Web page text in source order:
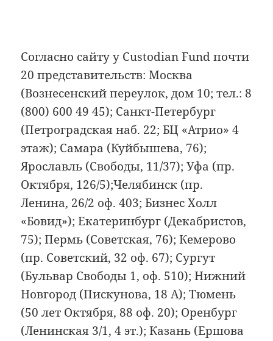
Согласно сайту у Custodian Fund почти
20 представительств: Москва
(Вознесенский переулок, дом 10; тел.: 8
(800) 600 49 45); Санкт-Петербург
(Петроградская наб. 22; БЦ «Атрио» 4
этаж); Самара (Куйбышева, 76);
Ярославль (Свободы, 11/37); Уфа (пр.
Октября, 126/5);Челябинск (пр.
Ленина, 26/2 оф. 403; Бизнес Холл
«Бовид»); Екатеринбург (Декабристов,
75); Пермь (Советская, 76); Кемерово
(пр. Советский, 32 оф. 67); Сургут
(Бульвар Свободы 1, оф. 510); Нижний
Новгород (Пискунова, 18 А); Тюмень
(50 лет Октября, 88 оф. 20); Оренбург
(Ленинская 3/1, 4 эт.); Казань (Ершова